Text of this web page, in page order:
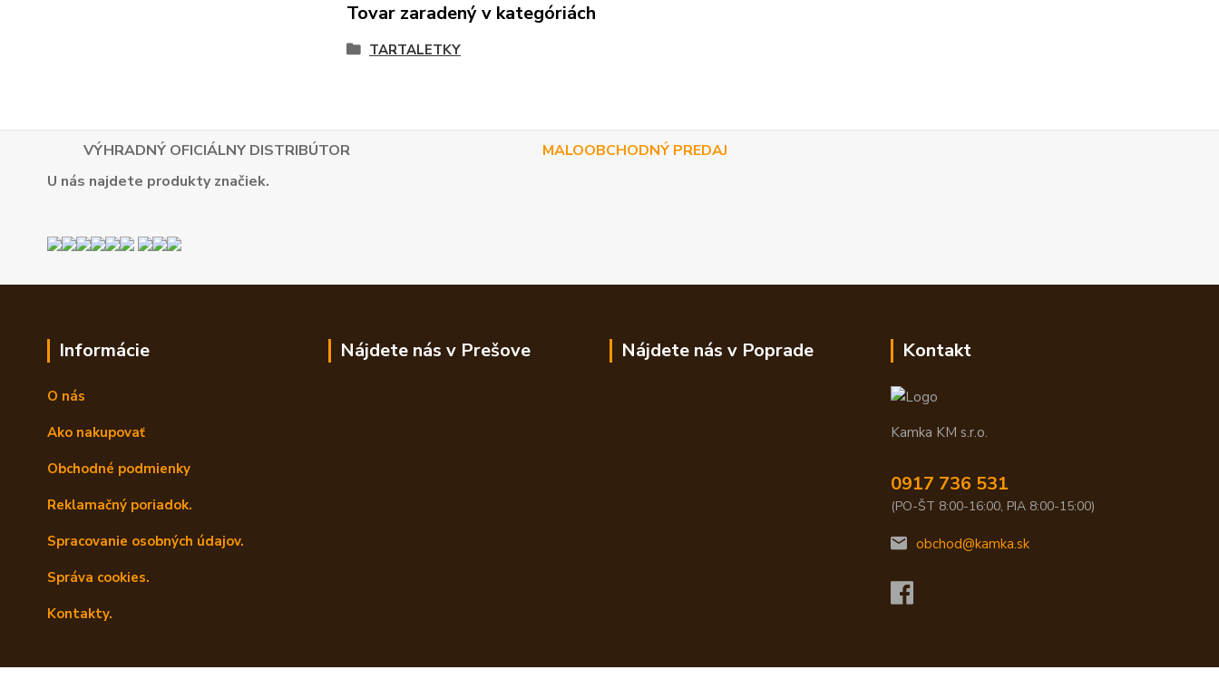
Tovar zaradený v kategóriách
TARTALETKY
VÝHRADNÝ OFICIÁLNY DISTRIBÚTOR
MALOOBCHODNÝ PREDAJ
U nás najdete produkty značiek.
Informácie
O nás
Ako nakupovať
Obchodné podmienky
Reklamačný poriadok.
Spracovanie osobných údajov.
Správa cookies.
Kontakty.
Nájdete nás v Prešove Nájdete nás v Poprade Kontakt
Kamka KM s.r.o.
0917 736 531
(PO-ŠT 8:00-16:00, PIA 8:00-15:00)
obchod@kamka.sk